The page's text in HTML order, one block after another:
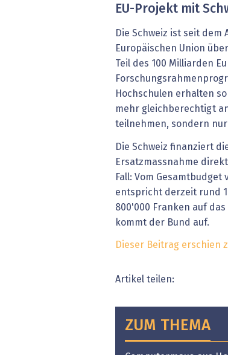
EU-Projekt mit
Die Schweiz ist seit
Europäischen Union
Teil des 100 Milliarden
Hochschulen erhalten
mehr gleichberechtigt
teilnehmen, sondern
Die Schweiz finanziert
Ersatzmassnahme
Fall: Vom
entspricht derzeit rund
800'000 Franken auf das
kommt der Bund auf.
Dieser Beitrag erschien
Artikel teilen:
ZUM THEMA